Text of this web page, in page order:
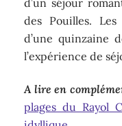
des Pouilles.
d’une quinzaine
l’expérience de
A lire en
plages du Rayol